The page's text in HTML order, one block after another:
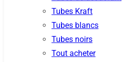
Tubes Kraft
Tubes blancs
Tubes noirs
Tout acheter